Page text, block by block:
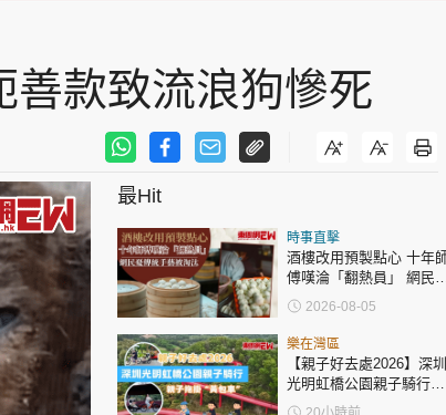
善款致流浪狗慘死
最Hit
時事直擊
酒樓改用預製點心 十年師
傅嘆淪「翻熱員」 網民憂
傳統手藝被淘汰
2026-08-05
樂在灣區
【親子好去處2026】深圳
光明虹橋公園親子騎行：
「電助力黃包車」2小時